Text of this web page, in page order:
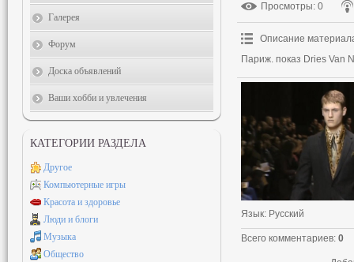
Просмотры: 0
Описание
Париж. показ Dries Van
Язык: Русский
Всего комментариев: 0
Галерея
Форум
Доска объявлений
Ваши хобби и увлечения
КАТЕГОРИИ РАЗДЕЛА
Другое
Компьютерные игры
Красота и здоровье
Люди и блоги
Музыка
Общество